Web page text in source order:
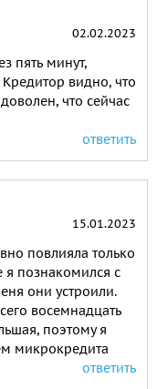
02.02.2023
пять минут,
видно, что
что сейчас
ответить
15.01.2023
повлияла только
познакомился с
они устроили.
восемнадцать
поэтому я
микрокредита
ответить